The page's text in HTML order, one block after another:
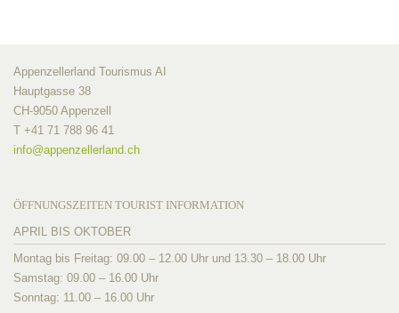
Appenzellerland Tourismus AI
Hauptgasse 38
CH-9050 Appenzell
T +41 71 788 96 41
info@appenzellerland.ch
ÖFFNUNGSZEITEN TOURIST INFORMATION
APRIL BIS OKTOBER
Montag bis Freitag: 09.00 – 12.00 Uhr und 13.30 – 18.00 Uhr
Samstag: 09.00 – 16.00 Uhr
Sonntag: 11.00 – 16.00 Uhr